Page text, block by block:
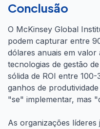
Conclusão
O McKinsey Global
podem capturar entre
dólares anuais em valor
tecnologias de gestão
sólida de ROI entre
ganhos de
"se" implementar, mas
As organizações